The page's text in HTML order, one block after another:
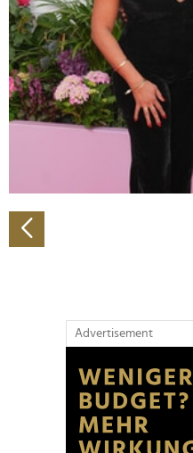
Wir verwenden Cookies,
personalisieren,
zu können und die Zugriffe
analysieren. Außerdem
Verwendung unserer
soziale Medien, Werbung
Partner führen diese
weiteren Daten
gesammelt haben.
Advertisement